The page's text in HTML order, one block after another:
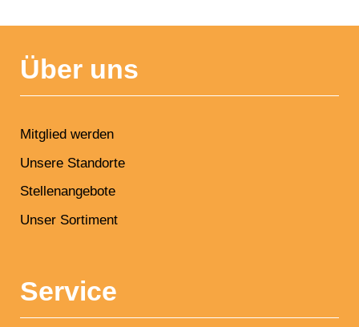
Über uns
Mitglied werden
Unsere Standorte
Stellenangebote
Unser Sortiment
Service